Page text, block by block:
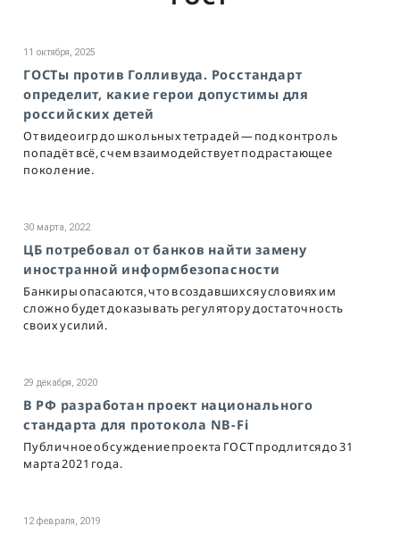
11 октября, 2025
ГОСТы против Голливуда. Росстандарт
определит, какие герои допустимы для
российских детей
От видеоигр до школьных тетрадей — под контроль
попадёт всё, с чем взаимодействует подрастающее
поколение.
30 марта, 2022
ЦБ потребовал от банков найти замену
иностранной информбезопасности
Банкиры опасаются, что в создавшихся условиях им
сложно будет доказывать регулятору достаточность
своих усилий.
29 декабря, 2020
В РФ разработан проект национального
стандарта для протокола NB-Fi
Публичное обсуждение проекта ГОСТ продлится до 31
марта 2021 года.
12 февраля, 2019